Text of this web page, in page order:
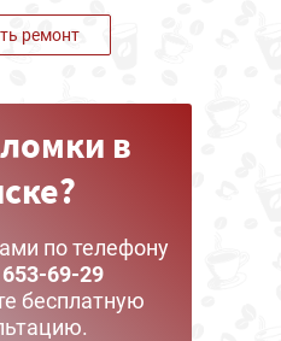
ремонт
в
по телефону
69-29
бесплатную